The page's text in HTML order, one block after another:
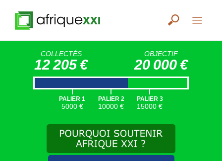
COLLECTÉS
12 205 €
OBJECTIF
20 000 €
|
PALIER 1
5000 €
|
PALIER 2
10000 €
|
PALIER 3
15000 €